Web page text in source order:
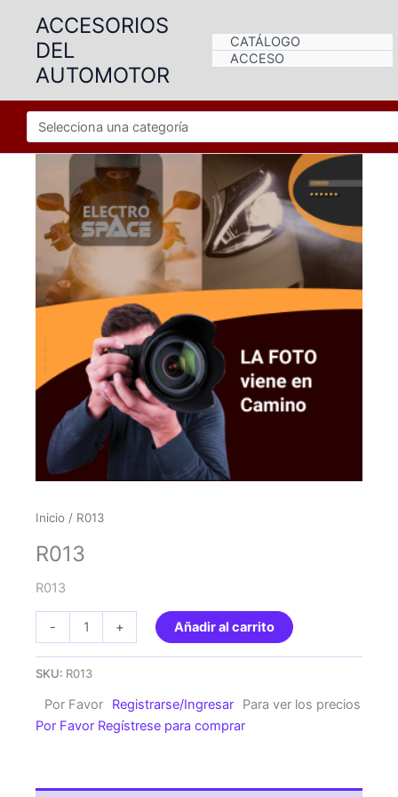
contenido
ACCESORIOS
DEL
AUTOMOTOR
CATÁLOGO
ACCESO
Inicio / R013
R013
R013
-
cantidad
+ Añadir al carrito
SKU: R013
Por Favor Registrarse/Ingresar
Para ver los precios
Por Favor Regístrese para comprar